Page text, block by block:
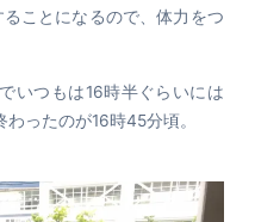
ことになるので、体力をつ
いつもは16時半ぐらいには
ったのが16時45分頃。